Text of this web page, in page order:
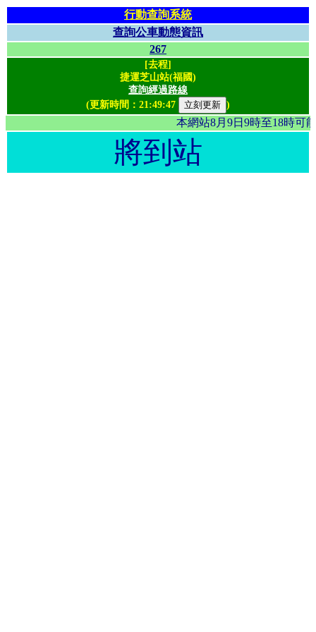
行動查詢系統
查詢公車動態資訊
267
[去程]
捷運芝山站(福國)
查詢經過路線
(更新時間： 21:49:47 )
本網站8月9日9時至18
將到站